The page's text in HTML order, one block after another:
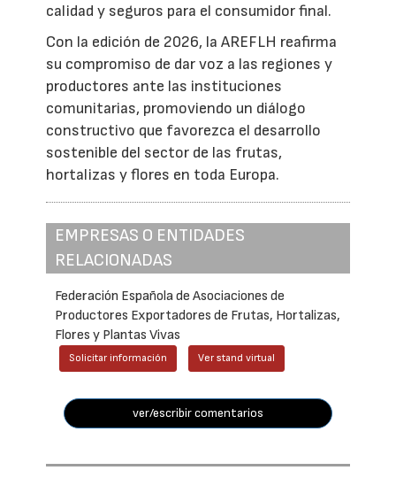
calidad y seguros para el consumidor final.
Con la edición de 2026, la AREFLH reafirma
su compromiso de dar voz a las regiones y
productores ante las instituciones
comunitarias, promoviendo un diálogo
constructivo que favorezca el desarrollo
sostenible del sector de las frutas,
hortalizas y flores en toda Europa.
EMPRESAS O ENTIDADES
RELACIONADAS
Federación Española de Asociaciones de
Productores Exportadores de Frutas, Hortalizas,
Flores y Plantas Vivas
Solicitar información Ver stand virtual
ver/escribir comentarios